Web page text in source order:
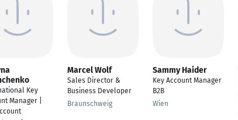
Key
Manager |
Marcel Wolf
Sales Director &
Business Developer
Braunschweig
Sammy Haider
Key Account Manager
B2B
Wien